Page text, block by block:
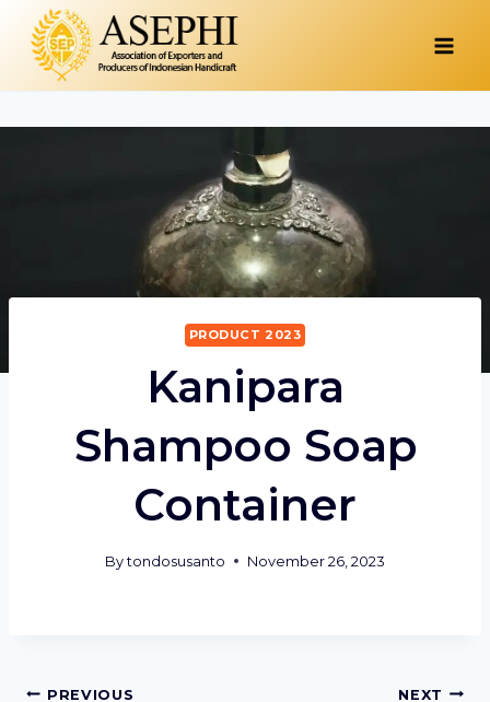
content
PRODUCT 2023
Kanipara
Shampoo Soap
Container
By tondosusanto November 26, 2023
PREVIOUS NEXT